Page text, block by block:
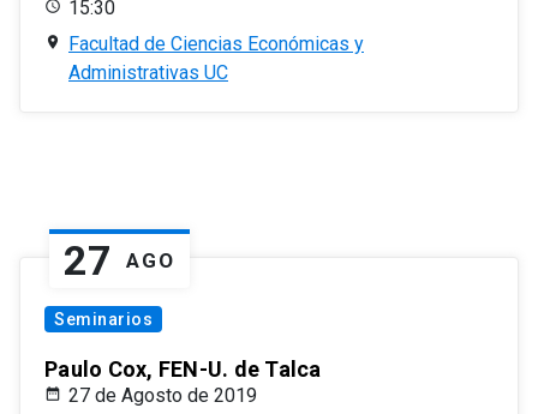
15:30
Facultad de Ciencias Económicas y
Administrativas UC
27 AGO
Seminarios
Paulo Cox, FEN-U. de Talca
27 de Agosto de 2019